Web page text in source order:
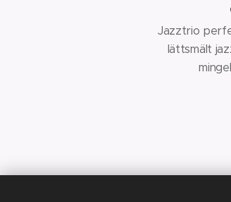
Jazztrio
lättsmält